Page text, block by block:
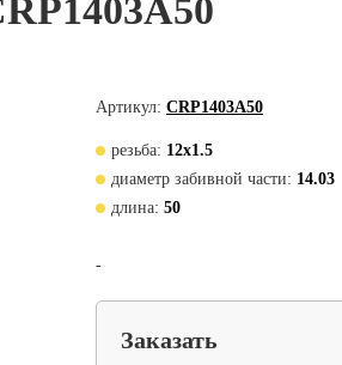
Артикул: CRP1403А50
резьба: 12х1.5
диаметр забивной части: 14.03
длина: 50
-
Заказать